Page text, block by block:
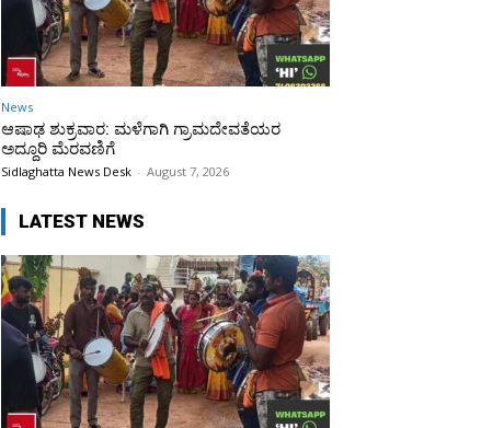
News
ಆಷಾಢ ಶುಕ್ರವಾರ: ಮಳೆಗಾಗಿ ಗ್ರಾಮದೇವತೆಯರ
ಅದ್ದೂರಿ ಮೆರವಣಿಗೆ
Sidlaghatta News Desk - August 7, 2026
LATEST NEWS